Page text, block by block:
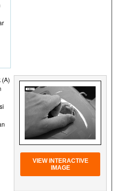
(A)
VIEW INTERACTIVE
IMAGE